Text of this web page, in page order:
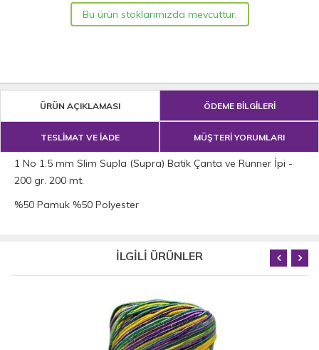
Bu ürün stoklarımızda mevcuttur.
ÜRÜN AÇIKLAMASI ÖDEME BİLGİLERİ
TESLİMAT VE İADE MÜŞTERİ YORUMLARI
1 No 1.5 mm Slim Supla (Supra) Batik Çanta ve Runner İpi -
200 gr. 200 mt.
%50 Pamuk %50 Polyester
İLGİLİ ÜRÜNLER